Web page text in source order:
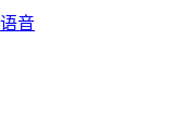
音